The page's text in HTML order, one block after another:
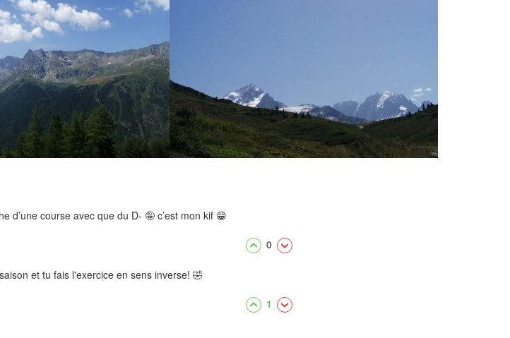
d’une course avec que du D- 🤪 c’est mon kif 😁
0
et tu fais l'exercice en sens inverse! 🤣
1